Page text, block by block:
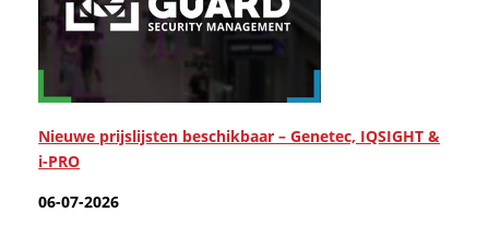
Nieuwe prijslijsten beschikbaar – Genetec, IQSIGHT &
i-PRO
06-07-2026